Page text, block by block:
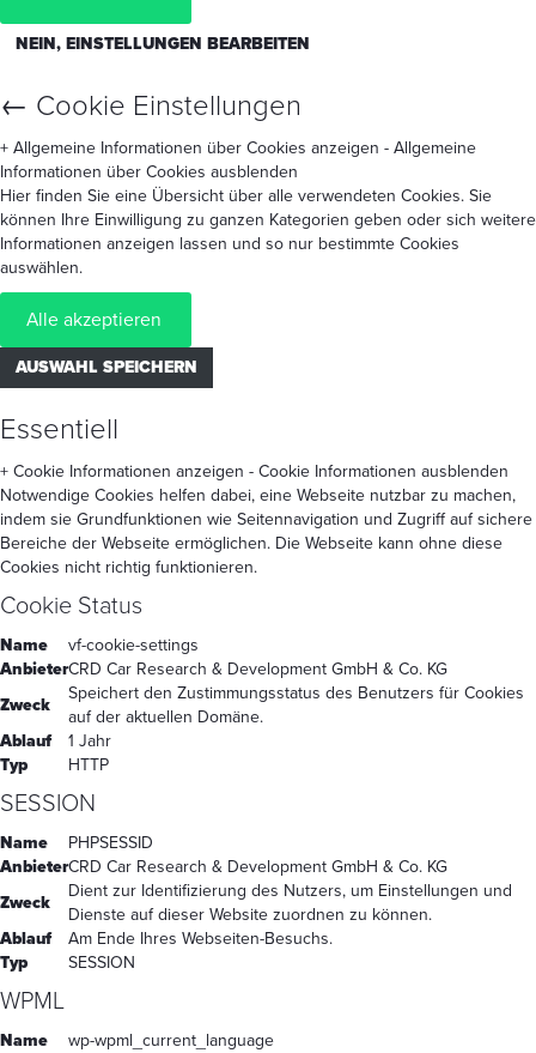
NEIN, EINSTELLUNGEN BEARBEITEN
← Cookie Einstellungen
+ Allgemeine Informationen über Cookies anzeigen - Allgemeine
Informationen über Cookies ausblenden
Hier finden Sie eine Übersicht über alle verwendeten Cookies. Sie
können Ihre Einwilligung zu ganzen Kategorien geben oder sich weitere
Informationen anzeigen lassen und so nur bestimmte Cookies
auswählen.
Alle akzeptieren
AUSWAHL SPEICHERN
Essentiell
+ Cookie Informationen anzeigen - Cookie Informationen ausblenden
Notwendige Cookies helfen dabei, eine Webseite nutzbar zu machen,
indem sie Grundfunktionen wie Seitennavigation und Zugriff auf sichere
Bereiche der Webseite ermöglichen. Die Webseite kann ohne diese
Cookies nicht richtig funktionieren.
Cookie Status
Name
vf-cookie-settings
AnbieterCRD Car Research & Development GmbH & Co. KG
Zweck
Speichert den Zustimmungsstatus des Benutzers für Cookies
auf der aktuellen Domäne.
Ablauf
1 Jahr
Typ
HTTP
SESSION
Name
PHPSESSID
AnbieterCRD Car Research & Development GmbH & Co. KG
Zweck
Dient zur Identifizierung des Nutzers, um Einstellungen und
Dienste auf dieser Website zuordnen zu können.
Ablauf
Am Ende Ihres Webseiten-Besuchs.
Typ
SESSION
WPML
Name
wp-wpml_current_language